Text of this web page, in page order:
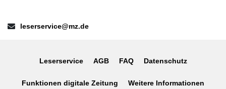
E-Mail:leserservice@mz.de
Leserservice AGB FAQ Datenschutz
Funktionen digitale Zeitung Weitere Informationen